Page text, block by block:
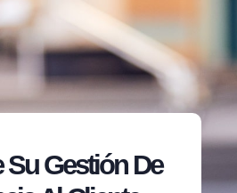
Su Gestión De